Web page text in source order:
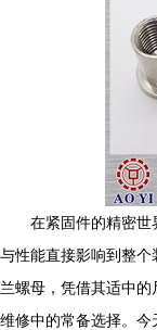
在紧固件的精密世
与性能直接影响到整
兰螺母，凭借其适中
维修中的常备选择。今